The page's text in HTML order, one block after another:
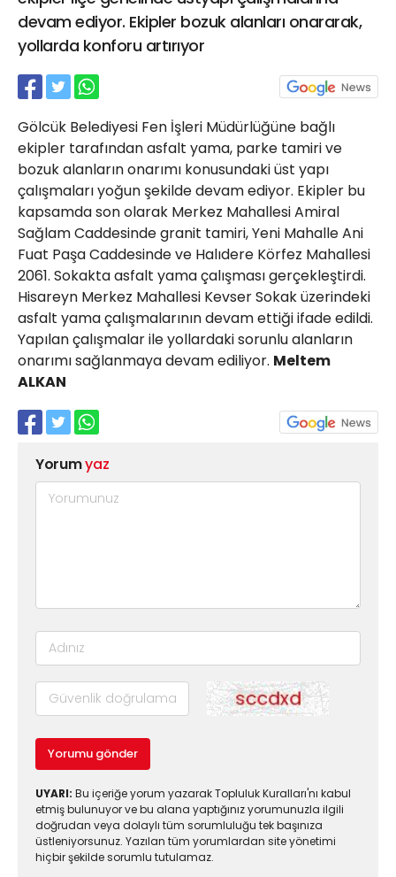
devam ediyor. Ekipler bozuk alanları onararak,
yollarda konforu artırıyor
Gölcük Belediyesi Fen İşleri Müdürlüğüne bağlı
ekipler tarafından asfalt yama, parke tamiri ve
bozuk alanların onarımı konusundaki üst yapı
çalışmaları yoğun şekilde devam ediyor. Ekipler bu
kapsamda son olarak Merkez Mahallesi Amiral
Sağlam Caddesinde granit tamiri, Yeni Mahalle Ani
Fuat Paşa Caddesinde ve Halıdere Körfez Mahallesi
2061. Sokakta asfalt yama çalışması gerçekleştirdi.
Hisareyn Merkez Mahallesi Kevser Sokak üzerindeki
asfalt yama çalışmalarının devam ettiği ifade edildi.
Yapılan çalışmalar ile yollardaki sorunlu alanların
onarımı sağlanmaya devam ediliyor. Meltem
ALKAN
Yorumyaz
Yorumu gönder
UYARI: Bu içeriğe yorum yazarak Topluluk Kuralları'nı kabul
etmiş bulunuyor ve bu alana yaptığınız yorumunuzla ilgili
doğrudan veya dolaylı tüm sorumluluğu tek başınıza
üstleniyorsunuz. Yazılan tüm yorumlardan site yönetimi
hiçbir şekilde sorumlu tutulamaz.
21 Gölcük
02624132333
haber@golcukpostasi.com